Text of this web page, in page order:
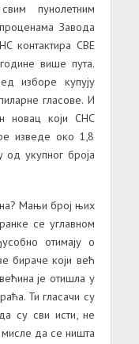
пунолетним
Завода
контактира СВЕ
више пута.
изборе купују
гласове. И
новац који СНС
изведе око 1,8
од укупног броја
Мањи број њих
се углавном
отимају о
бираче који већ
је отишла у
Ти гласачи су
су сви исти, не
мисле да се ништа